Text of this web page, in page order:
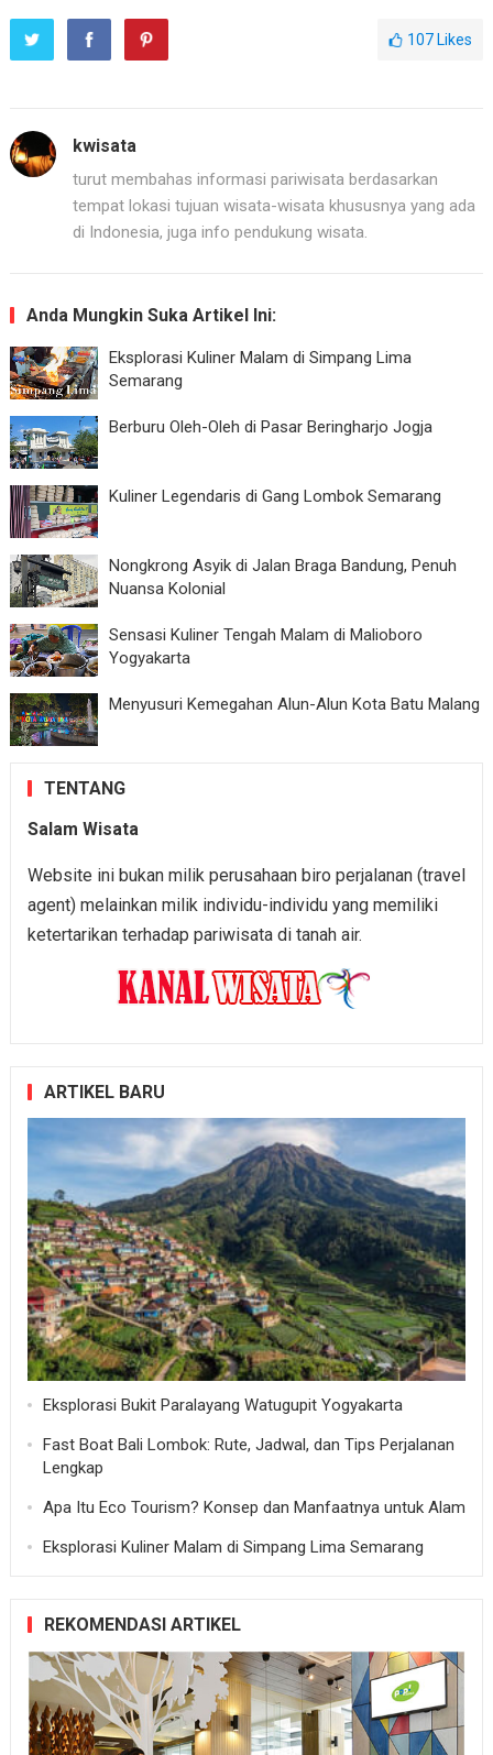
107 Likes
kwisata
turut membahas informasi pariwisata berdasarkan
tempat lokasi tujuan wisata-wisata khususnya yang ada
di Indonesia, juga info pendukung wisata.
Anda Mungkin Suka Artikel Ini:
Eksplorasi Kuliner Malam di Simpang Lima
Semarang
Berburu Oleh-Oleh di Pasar Beringharjo Jogja
Kuliner Legendaris di Gang Lombok Semarang
Nongkrong Asyik di Jalan Braga Bandung, Penuh
Nuansa Kolonial
Sensasi Kuliner Tengah Malam di Malioboro
Yogyakarta
Menyusuri Kemegahan Alun-Alun Kota Batu Malang
TENTANG
Salam Wisata
Website ini bukan milik perusahaan biro perjalanan (travel
agent) melainkan milik individu-individu yang memiliki
ketertarikan terhadap pariwisata di tanah air.
ARTIKEL BARU
Eksplorasi Bukit Paralayang Watugupit Yogyakarta
Fast Boat Bali Lombok: Rute, Jadwal, dan Tips Perjalanan
Lengkap
Apa Itu Eco Tourism? Konsep dan Manfaatnya untuk Alam
Eksplorasi Kuliner Malam di Simpang Lima Semarang
REKOMENDASI ARTIKEL